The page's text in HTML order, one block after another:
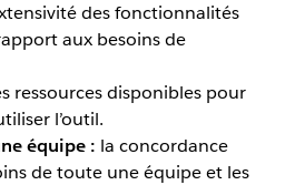
des fonctionnalités
aux besoins de
ressources disponibles pour
l’outil.
équipe : la concordance
de toute une équipe et les